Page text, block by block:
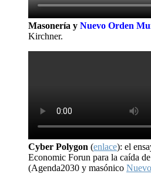
Masonería y Nuevo Orden
Kirchner.
Cyber Polygon (enlace): el
Economic Forun para la caída
(Agenda2030 y masónico